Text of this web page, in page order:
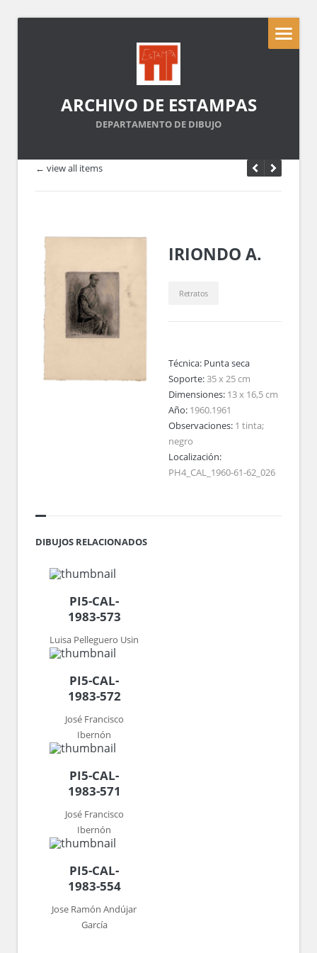
ARCHIVO DE ESTAMPAS
DEPARTAMENTO DE DIBUJO
← view all items
IRIONDO A.
Retratos
Técnica: Punta seca
Soporte:35 x 25 cm
Dimensiones: 13 x 16,5 cm
Año: 1960.1961
Observaciones: 1 tinta;
negro
Localización:
PH4_CAL_1960-61-62_026
DIBUJOS RELACIONADOS
PI5-CAL-
1983-573
Luisa Pelleguero Usin
PI5-CAL-
1983-572
José Francisco
Ibernón
PI5-CAL-
1983-571
José Francisco
Ibernón
PI5-CAL-
1983-554
Jose Ramón Andújar
García